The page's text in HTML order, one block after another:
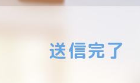
送信完了